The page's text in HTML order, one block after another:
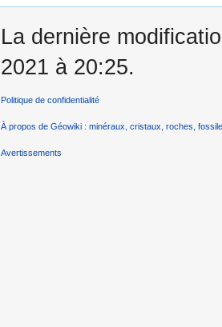
La dernière
2021 à 20:25.
Politique de confidentialité
À propos de Géowiki : minéraux, cristaux, roches,
Avertissements